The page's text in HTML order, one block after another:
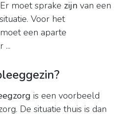
moet sprake zijn van een
Voor het
een aparte
...
is een voorbeeld
De situatie thuis is dan